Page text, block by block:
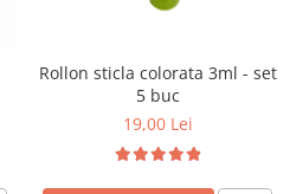
Rollon sticla colorata 3ml - set
5 buc
19,00 Lei